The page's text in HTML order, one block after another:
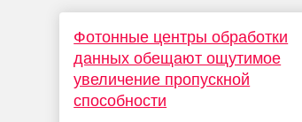
Фотонные центры обработки
данных обещают ощутимое
увеличение пропускной
способности